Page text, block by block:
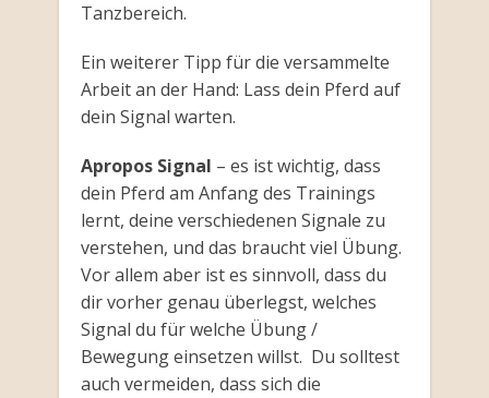
Tanzbereich.
Ein weiterer Tipp für die versammelte
Arbeit an der Hand: Lass dein Pferd auf
dein Signal warten.
Apropos Signal – es ist wichtig, dass
dein Pferd am Anfang des Trainings
lernt, deine verschiedenen Signale zu
verstehen, und das braucht viel Übung.
Vor allem aber ist es sinnvoll, dass du
dir vorher genau überlegst, welches
Signal du für welche Übung /
Bewegung einsetzen willst. Du solltest
auch vermeiden, dass sich die